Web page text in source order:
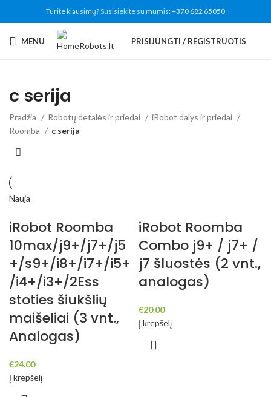
Turite klausimų? Susisiekite su mumis:+370 682 65050
MENU PRISIJUNGTI / REGISTRUOTIS
c serija
Pradžia Robotų detalės ir priedai
iRobot dalys ir priedai
Roomba
c serija
Nauja
iRobot Roomba
10max/j9+/j7+/j5
+/s9+/i8+/i7+/i5+
/i4+/i3+/2Ess
stoties šiukšlių
maišeliai (3 vnt.,
Analogas)
€24.00
Į krepšelį
iRobot Roomba
Combo j9+ / j7+ /
j7 šluostės (2 vnt.,
analogas)
€20.00
Į krepšelį